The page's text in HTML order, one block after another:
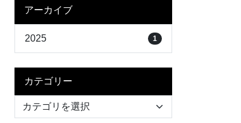
アーカイブ
2025 1
カテゴリー